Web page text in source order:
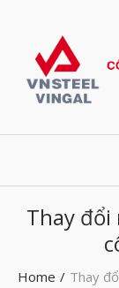
Thay
Home / Thay